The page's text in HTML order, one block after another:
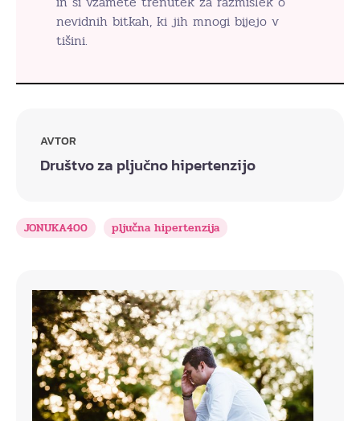
nevidnih bitkah, ki jih mnogi bijejo v
tišini.
AVTOR
Društvo za pljučno hipertenzijo
JONUKA400 pljučna hipertenzija